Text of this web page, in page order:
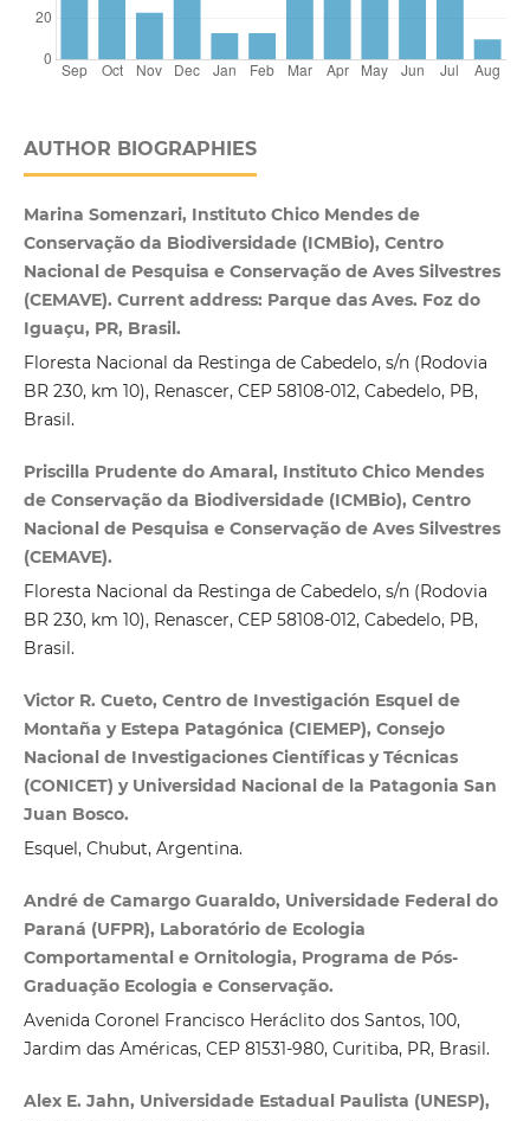
AUTHOR BIOGRAPHIES
Marina Somenzari, Instituto Chico Mendes de
Conservação da Biodiversidade (ICMBio), Centro
Nacional de Pesquisa e Conservação de Aves Silvestres
(CEMAVE). Current address: Parque das Aves. Foz do
Iguaçu, PR, Brasil.
Floresta Nacional da Restinga de Cabedelo, s/n (Rodovia
BR 230, km 10), Renascer, CEP 58108‑012, Cabedelo, PB,
Brasil.
Priscilla Prudente do Amaral, Instituto Chico Mendes
de Conservação da Biodiversidade (ICMBio), Centro
Nacional de Pesquisa e Conservação de Aves Silvestres
(CEMAVE).
Floresta Nacional da Restinga de Cabedelo, s/n (Rodovia
BR 230, km 10), Renascer, CEP 58108‑012, Cabedelo, PB,
Brasil.
Victor R. Cueto, Centro de Investigación Esquel de
Montaña y Estepa Patagónica (CIEMEP), Consejo
Nacional de Investigaciones Científicas y Técnicas
(CONICET) y Universidad Nacional de la Patagonia San
Juan Bosco.
Esquel, Chubut, Argentina.
André de Camargo Guaraldo, Universidade Federal do
Paraná (UFPR), Laboratório de Ecologia
Comportamental e Ornitologia, Programa de Pós-
Graduação Ecologia e Conservação.
Avenida Coronel Francisco Heráclito dos Santos, 100,
Jardim das Américas, CEP 81531‑980, Curitiba, PR, Brasil.
Alex E. Jahn, Universidade Estadual Paulista (UNESP),